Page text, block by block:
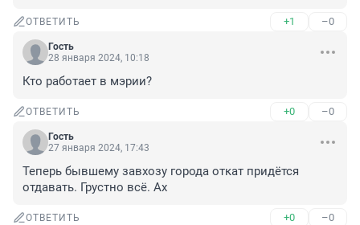
ОТВЕТИТЬ +1 –0
Гость
28 января 2024, 10:18
Кто работает в мэрии?
ОТВЕТИТЬ +0 –0
Гость
27 января 2024, 17:43
Теперь бывшему завхозу города откат придётся
отдавать. Грустно всё. Ах
ОТВЕТИТЬ +0 –0